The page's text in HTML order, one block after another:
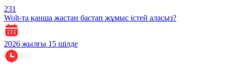
231
Wolt-та қанша жастан бастап жұмыс істей аласыз?
2026 жылғы 15 шілде